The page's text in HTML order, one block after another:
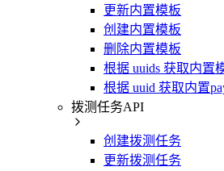
更新内置模板
创建内置模板
删除内置模板
根据 uuids 获取内置
根据 uuid 获取内置
拨测任务API
创建拨测任务
更新拨测任务